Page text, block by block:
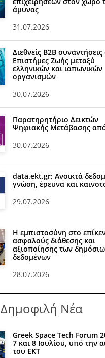
άμυνας
31.07.2026
Διεθνείς Β2Β συναντήσεις
Επιστήμες Ζωής μεταξύ
ελληνικών και ιαπωνικών
οργανισμών
30.07.2026
Παρατηρητήριο Δεικτών
Ψηφιακής Μετάβασης
30.07.2026
data.ekt.gr: Ανοικτά
γνώση, έρευνα και
29.07.2026
Η εμπιστοσύνη στο
ασφαλούς διάθεσης και
αξιοποίησης των
δεδομένων
28.07.2026
Δημοφιλή Νέα
Greek Space Tech Forum
7 και 8 Ιουλίου, υπό την
του ΕΚΤ